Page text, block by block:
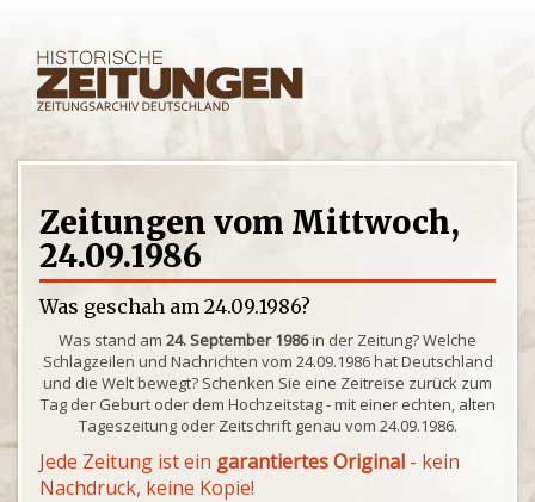
Zeitungen vom Mittwoch,
24.09.1986
Was geschah am 24.09.1986?
Was stand am 24. September 1986in der Zeitung? Welche
Schlagzeilen und Nachrichten vom 24.09.1986 hat Deutschland
und die Welt bewegt? Schenken Sie eine Zeitreise zurück zum
Tag der Geburt oder dem Hochzeitstag - mit einer echten, alten
Tageszeitung oder Zeitschrift genau vom 24.09.1986.
Jede Zeitung ist ein garantiertes Original - kein
Nachdruck, keine Kopie!